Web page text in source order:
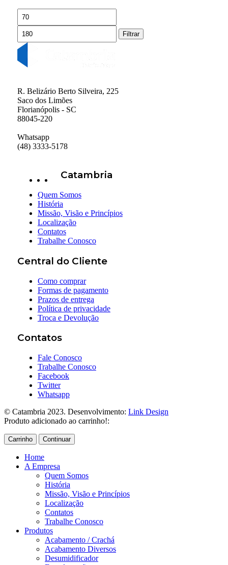
Preço
mínimo
Filtrar
R. Belizário Berto Silveira, 225
Saco dos Limões
Florianópolis - SC
88045-220
Whatsapp
(48) 3333-5178
Catambria
Quem Somos
História
Missão, Visão e Princípios
Localização
Contatos
Trabalhe Conosco
Central do Cliente
Como comprar
Formas de pagamento
Prazos de entrega
Política de privacidade
Troca e Devolução
Contatos
Fale Conosco
Trabalhe Conosco
Facebook
Twitter
Whatsapp
© Catambria 2023. Desenvolvimento: Link Design
Produto adicionado ao carrinho!:
Carrinho Continuar
Home
A Empresa
Quem Somos
História
Missão, Visão e Princípios
Localização
Contatos
Trabalhe Conosco
Produtos
Acabamento / Crachá
Acabamento Diversos
Desumidificador